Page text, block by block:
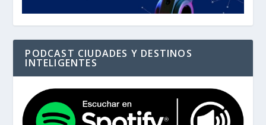
PODCAST CIUDADES Y DESTINOS
INTELIGENTES